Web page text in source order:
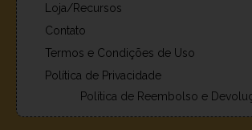
Loja/Recursos
Contato
Termos e Condições de Uso
Política de Privacidade
Política de Reembolso e